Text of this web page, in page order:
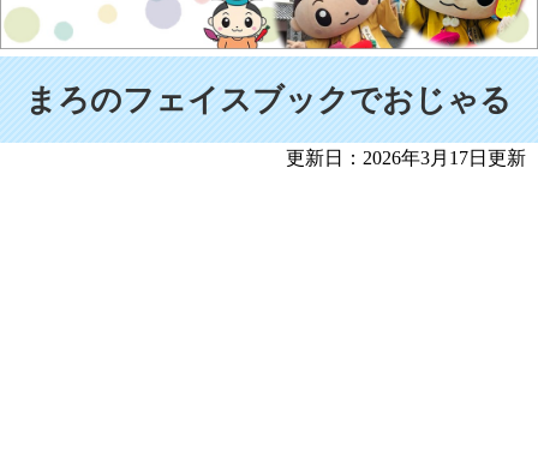
まろのフェイスブックでおじゃる
更新日：2026年3月17日更新